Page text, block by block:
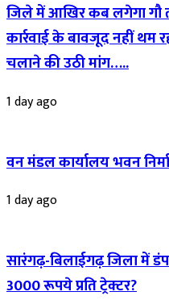
जिले में आखिर कब लगेगा गौ
कार्रवाई के बावजूद नहीं थम
चलाने की उठी मांग…..
1 day ago
वन मंडल कार्यालय भवन
1 day ago
सारंगढ़-बिलाईगढ़ जिला में
3000 रूपये प्रति ट्रेक्टर?